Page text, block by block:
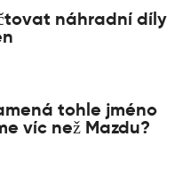
náhradní díly
tohle jméno
víc než Mazdu?